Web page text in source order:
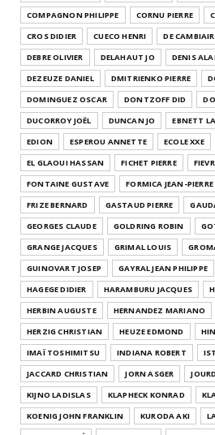
COMPAGNON PHILIPPE
CORNU PIERRE
CROS DIDIER
CUECO HENRI
DE
DEBRE OLIVIER
DELAHAUT JO DENIS
DEZEUZE DANIEL
DMITRIENKO PIERRE
DOMINGUEZ OSCAR
DONTZOFF DID
DUCORROY JOËL
DUNCAN JO EBNETT
EDION
ESPEROU ANNETTE ECOLE XXE
EL GLAOUI HASSAN
FICHET PIERRE
FONTAINE GUSTAVE
FORMICA JEAN-PIERRE
FRIZE BERNARD
GASTAUD PIERRE
GEORGES CLAUDE
GOLDRING ROBIN
GRANGE JACQUES
GRIMAL LOUIS
GUINOVART JOSEP
GAYRAL JEAN PHILIPPE
HAGEGE DIDIER
HARAMBURU JACQUES
HERBIN AUGUSTE
HERNANDEZ MARIANO
HERZIG CHRISTIAN
HEUZE EDMOND
IMAÏ TOSHIMITSU
INDIANA ROBERT
JACCARD CHRISTIAN
JORN ASGER
KIJNO LADISLAS
KLAPHECK KONRAD
KOENIG JOHN FRANKLIN
KURODA AKI